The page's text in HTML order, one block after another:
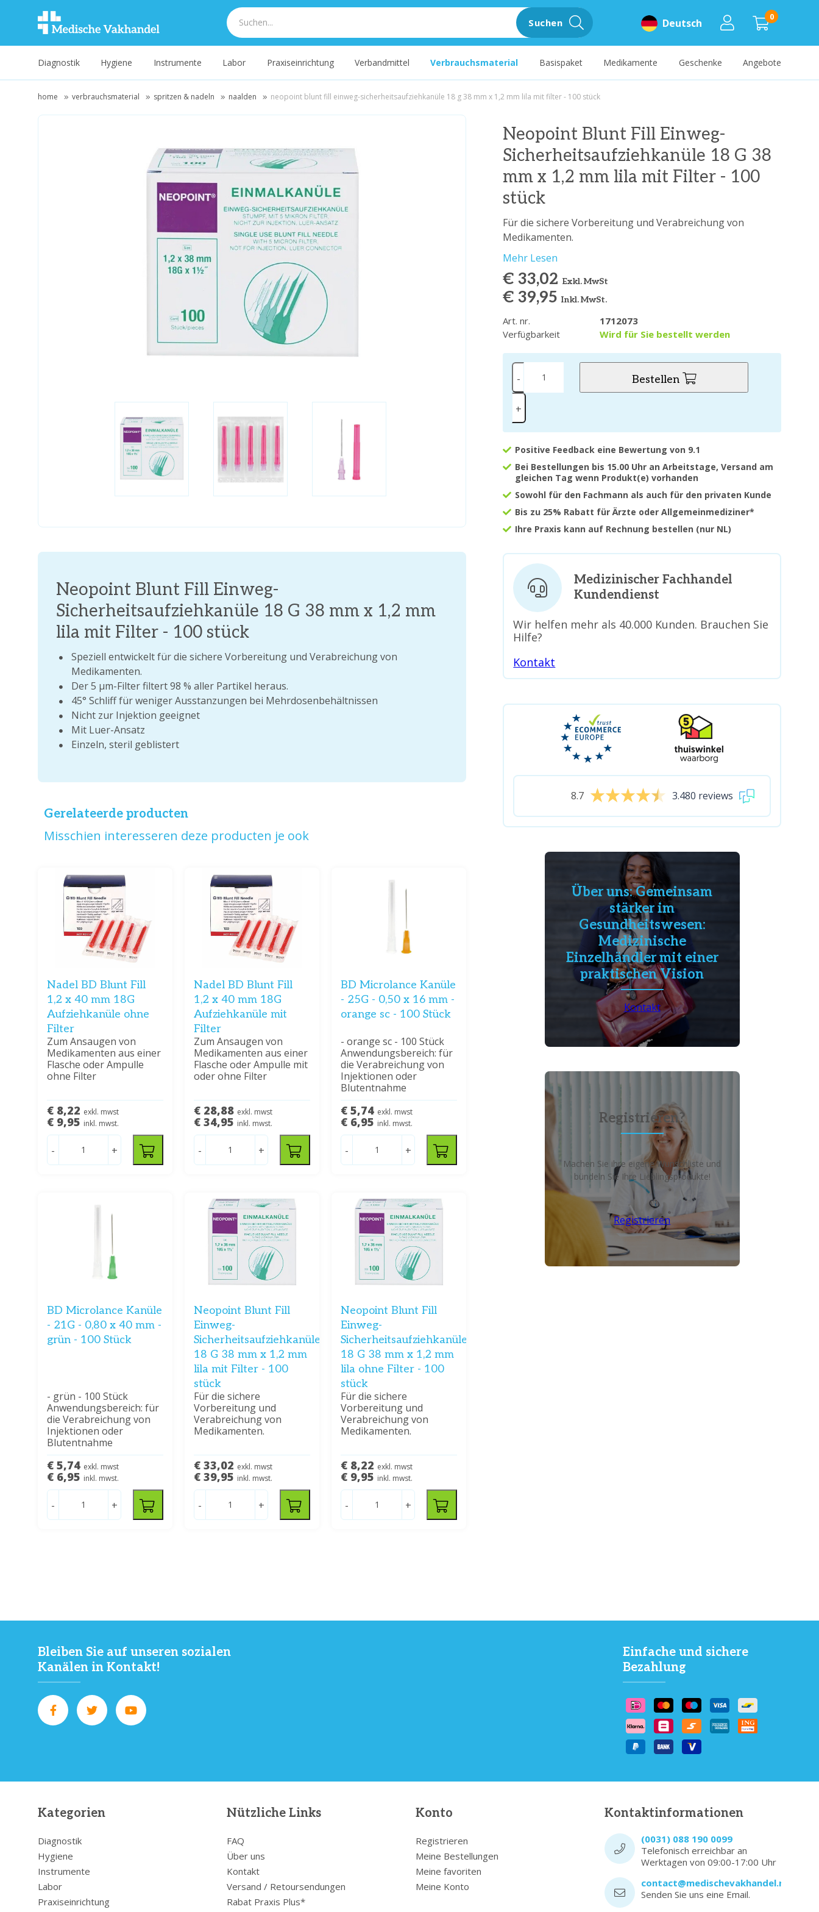
0
Deutsch
Suchen
Diagnostik Hygiene Instrumente Labor Praxiseinrichtung Verbandmittel Verbrauchsmaterial Basispaket Medikamente Geschenke Angebote
home verbrauchsmaterial spritzen & nadeln naalden neopoint blunt fill einweg-sicherheitsaufziehkanüle 18 g 38 mm x 1,2 mm lila mit filter - 100 stück
Neopoint Blunt Fill Einweg-
Sicherheitsaufziehkanüle 18 G 38
mm x 1,2 mm lila mit Filter - 100
stück
Für die sichere Vorbereitung und Verabreichung von
Medikamenten.
Mehr Lesen
€ 33,02 Exkl. MwSt
€ 39,95Inkl. MwSt.
Art. nr.
1712073
Verfügbarkeit
Wird für Sie bestellt werden
-
+
Bestellen
Positive Feedback eine Bewertung von 9.1
Bei Bestellungen bis 15.00 Uhr an Arbeitstage, Versand am
gleichen Tag wenn Produkt(e) vorhanden
Sowohl für den Fachmann als auch für den privaten Kunde
Bis zu 25% Rabatt für Ärzte oder Allgemeinmediziner*
Ihre Praxis kann auf Rechnung bestellen (nur NL)
Neopoint Blunt Fill Einweg-
Sicherheitsaufziehkanüle 18 G 38 mm x 1,2 mm
lila mit Filter - 100 stück
Speziell entwickelt für die sichere Vorbereitung und Verabreichung von
Medikamenten.
Der 5 µm-Filter filtert 98 % aller Partikel heraus.
45° Schliff für weniger Ausstanzungen bei Mehrdosenbehältnissen
Nicht zur Injektion geeignet
Mit Luer-Ansatz
Einzeln, steril geblistert
Gerelateerde producten
Misschien interesseren deze producten je ook
Nadel BD Blunt Fill
1,2 x 40 mm 18G
Aufziehkanüle ohne
Filter
Zum Ansaugen von
Medikamenten aus einer
Flasche oder Ampulle
ohne Filter
€ 8,22 exkl. mwst
€ 9,95 inkl. mwst.
- +
Nadel BD Blunt Fill
1,2 x 40 mm 18G
Aufziehkanüle mit
Filter
Zum Ansaugen von
Medikamenten aus einer
Flasche oder Ampulle mit
oder ohne Filter
€ 28,88 exkl. mwst
€ 34,95 inkl. mwst.
- +
BD Microlance Kanüle
- 25G - 0,50 x 16 mm -
orange sc - 100 Stück
- orange sc - 100 Stück
Anwendungsbereich: für
die Verabreichung von
Injektionen oder
Blutentnahme
€ 5,74 exkl. mwst
€ 6,95 inkl. mwst.
- +
BD Microlance Kanüle
- 21G - 0,80 x 40 mm -
grün - 100 Stück
- grün - 100 Stück
Anwendungsbereich: für
die Verabreichung von
Injektionen oder
Blutentnahme
€ 5,74 exkl. mwst
€ 6,95 inkl. mwst.
- +
Neopoint Blunt Fill
Einweg-
Sicherheitsaufziehkanüle
18 G 38 mm x 1,2 mm
lila mit Filter - 100
stück
Für die sichere
Vorbereitung und
Verabreichung von
Medikamenten.
€ 33,02 exkl. mwst
€ 39,95 inkl. mwst.
- +
Neopoint Blunt Fill
Einweg-
Sicherheitsaufziehkanüle
18 G 38 mm x 1,2 mm
lila ohne Filter - 100
stück
Für die sichere
Vorbereitung und
Verabreichung von
Medikamenten.
€ 8,22 exkl. mwst
€ 9,95 inkl. mwst.
- +
Medizinischer Fachhandel
Kundendienst
Wir helfen mehr als 40.000 Kunden. Brauchen Sie
Hilfe?
Kontakt
8.7 3.480 reviews
Über uns: Gemeinsam
stärker im
Gesundheitswesen:
Medizinische
Einzelhändler mit einer
praktischen Vision
Kontakt
Registrieren?
Machen Sie ihre eigene Wunschliste und
bündeln Sie Ihre Lieblingsprodukte!
Registrieren
Bleiben Sie auf unseren sozialen
Kanälen in Kontakt!
Einfache und sichere
Bezahlung
Kategorien
Diagnostik
Hygiene
Instrumente
Labor
Praxiseinrichtung
Nützliche Links
FAQ
Über uns
Kontakt
Versand / Retoursendungen
Rabat Praxis Plus*
Konto
Registrieren
Meine Bestellungen
Meine favoriten
Meine Konto
Kontaktinformationen
(0031) 088 190 0099
Telefonisch erreichbar an
Werktagen von 09:00-17:00 Uhr
contact@medischevakhandel.nl
Senden Sie uns eine Email.